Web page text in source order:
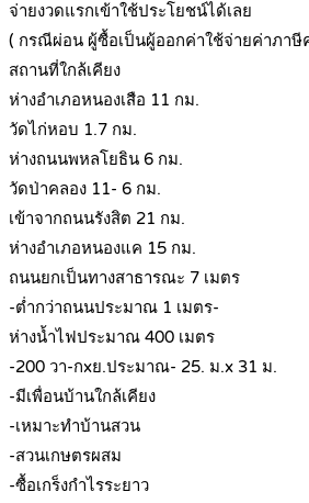
จ่ายงวดแรกเข้าใช้ประโยชน์ได้เลย
( กรณีผ่อน ผู้ซื้อเป็นผู้ออกค่าใช้จ่ายค่าภาษี
สถานที่ใกล้เคียง
ห่างอำเภอหนองเสือ 11 กม.
วัดไก่หอบ 1.7 กม.
ห่างถนนพหลโยธิน 6 กม.
วัดป่าคลอง 11- 6 กม.
เข้าจากถนนรังสิต 21 กม.
ห่างอำเภอหนองแค 15 กม.
ถนนยกเป็นทางสาธารณะ 7 เมตร
-ต่ำกว่าถนนประมาณ 1 เมตร-
ห่างน้ำไฟประมาณ 400 เมตร
-200 วา-กxย.ประมาณ- 25. ม.x 31 ม.
-มีเพื่อนบ้านใกล้เคียง
-เหมาะทำบ้านสวน
-สวนเกษตรผสม
-ซื้อเกร็งกำไรระยาว